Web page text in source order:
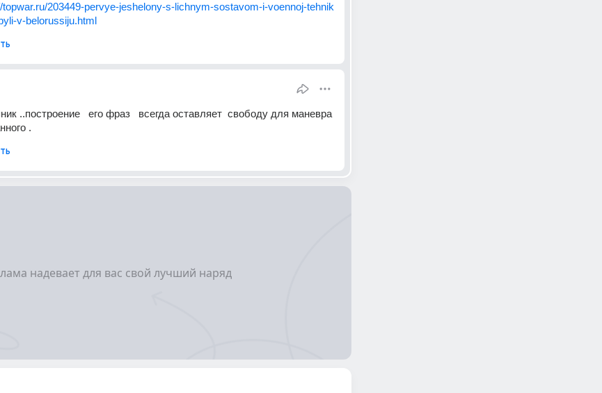
topwar.ru/203449-pervye-jeshelony-s-lichnym-sostavom-i-voennoj-tehnik
v-belorussiju.html
..построение   его фраз   всегда оставляет  свободу для маневра
.